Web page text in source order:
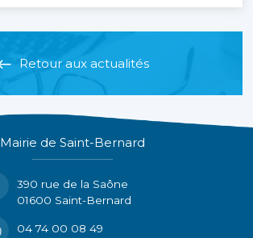
Retour aux actualités
Mairie de Saint-Bernard
390 rue de la Saône
01600 Saint-Bernard
04 74 00 08 49